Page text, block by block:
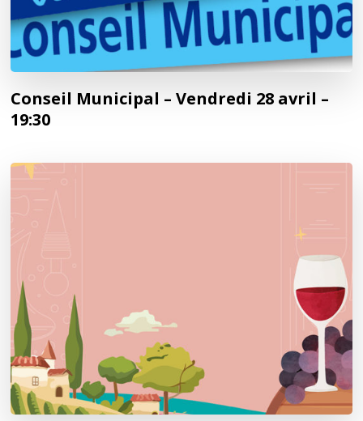
Conseil Municipal – Vendredi 28 avril –
19:30